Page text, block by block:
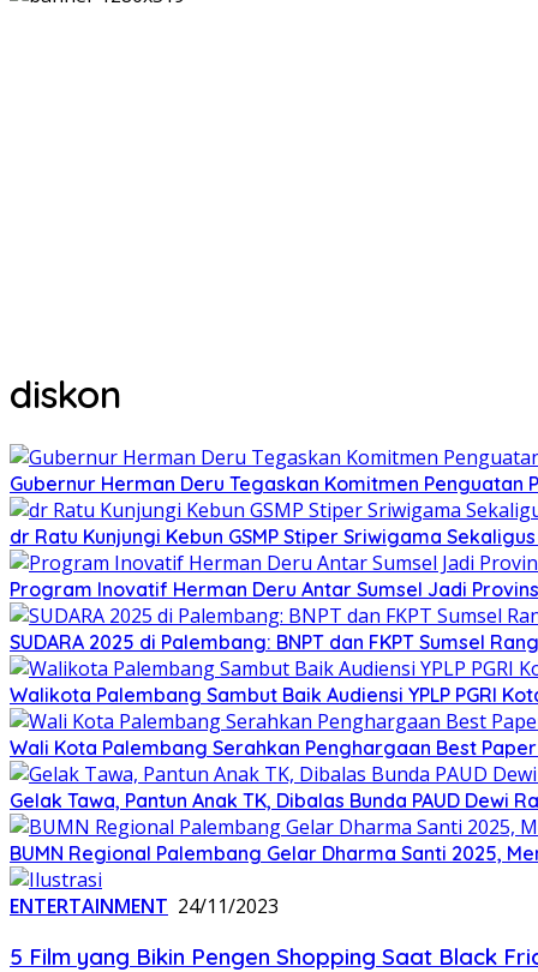
diskon
Gubernur Herman Deru Tegaskan Komitmen Penguatan
dr Ratu Kunjungi Kebun GSMP Stiper Sriwigama
Program Inovatif Herman Deru Antar Sumsel Jadi
SUDARA 2025 di Palembang: BNPT dan FKPT Sumsel
Walikota Palembang Sambut Baik Audiensi YPLP PGRI
Wali Kota Palembang Serahkan Penghargaan Best
Gelak Tawa, Pantun Anak TK, Dibalas Bunda PAUD Dewi
BUMN Regional Palembang Gelar Dharma Santi 2025,
ENTERTAINMENT 24/11/2023
5 Film yang Bikin Pengen Shopping Saat Black